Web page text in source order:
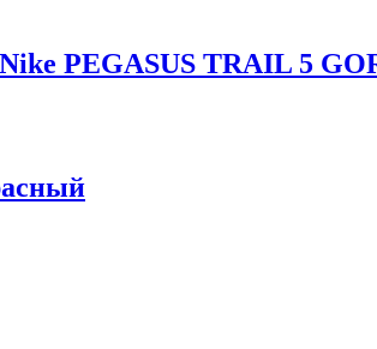
PEGASUS TRAIL 5